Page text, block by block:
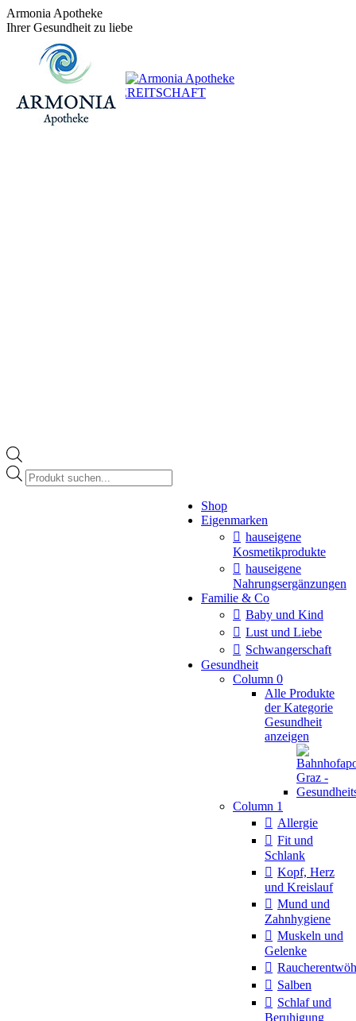
Zum
Inhalt
Armonia Apotheke
Ihrer Gesundheit zu liebe
+43 (0)1 / 48 624 14BEREITSCHAFT
Products
search
Shop
Eigenmarken
hauseigene
Kosmetikprodukte
hauseigene
Nahrungsergänzungen
Familie & Co
Baby und Kind
Lust und Liebe
Schwangerschaft
Gesundheit
Column 0
Alle Produkte
der Kategorie
Gesundheit
anzeigen
Column 1
Allergie
Fit und
Schlank
Kopf, Herz
und Kreislauf
Mund und
Zahnhygiene
Muskeln und
Gelenke
Salben
Schlaf und
Beruhigung